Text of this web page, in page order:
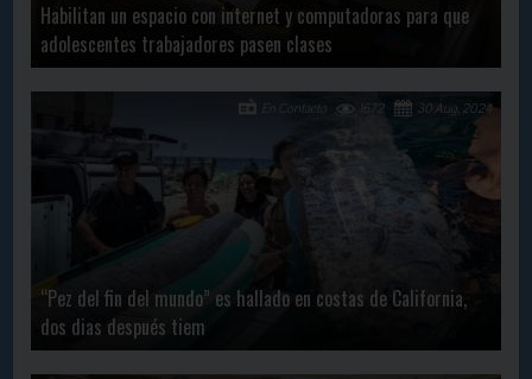
Habilitan un espacio con internet y computadoras para que
adolescentes trabajadores pasen clases
“Pez del fin del mundo” es hallado en costas de California,
dos dias después tiem
30 Aug, 2024
1672
En Contacto